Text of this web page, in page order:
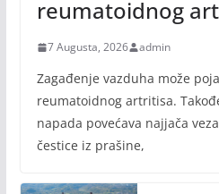
reumatoidnog
7 Augusta, 2026 admin
Zagađenje vazduha može
reumatoidnog artritisa.
napada povećava najjača
čestice iz prašine,